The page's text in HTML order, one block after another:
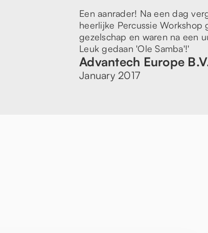
Een aanrader! Na een dag
heerlijke Percussie Workshop
gezelschap en waren na een
Leuk gedaan 'Ole Samba'!'
Advantech Europe
January 2017